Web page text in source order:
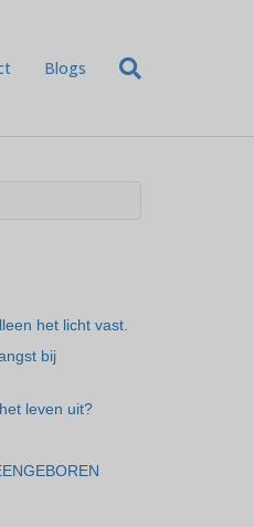
Blogs
het licht vast.
bij
leven uit?